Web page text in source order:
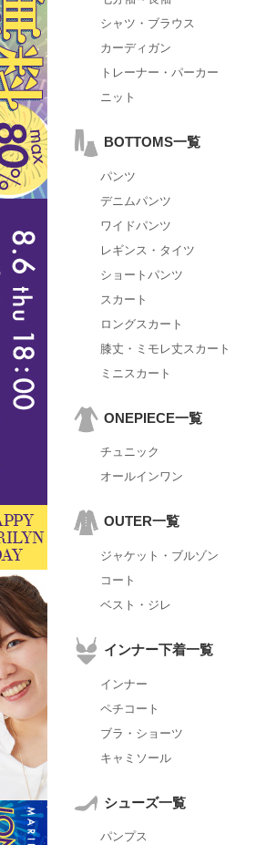
シャツ・ブラウス
カーディガン
トレーナー・パーカー
ニット
BOTTOMS一覧
パンツ
デニムパンツ
ワイドパンツ
レギンス・タイツ
ショートパンツ
スカート
ロングスカート
膝丈・ミモレ丈スカート
ミニスカート
ONEPIECE一覧
チュニック
オールインワン
OUTER一覧
ジャケット・ブルゾン
コート
ベスト・ジレ
インナー下着一覧
インナー
ペチコート
ブラ・ショーツ
キャミソール
シューズ一覧
パンプス